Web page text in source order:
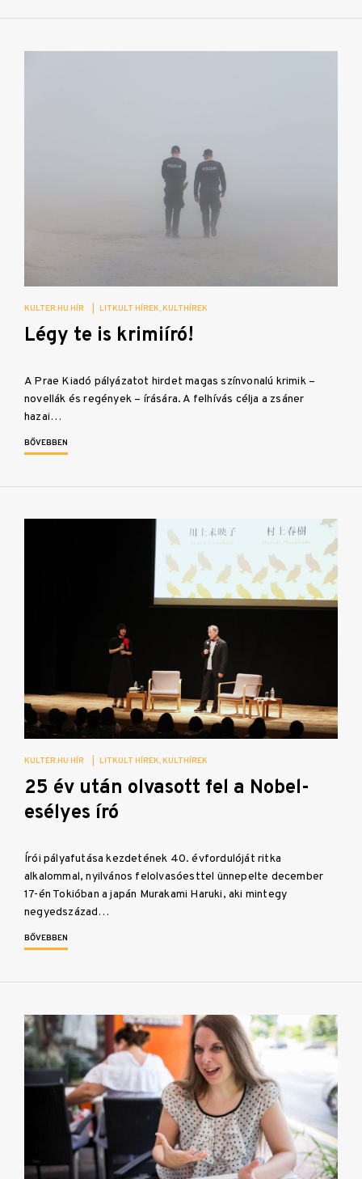
KULTER.HU HÍR LITKULT HÍREK KULTHÍREK
Légy te is krimiíró!
A Prae Kiadó pályázatot hirdet magas színvonalú krimik –
novellák és regények – írására. A felhívás célja a zsáner
hazai…
BŐVEBBEN
KULTER.HU HÍR LITKULT HÍREK KULTHÍREK
25 év után olvasott fel a Nobel-
esélyes író
Írói pályafutása kezdetének 40. évfordulóját ritka
alkalommal, nyilvános felolvasóesttel ünnepelte december
17-én Tokióban a japán Murakami Haruki, aki mintegy
negyedszázad…
BŐVEBBEN